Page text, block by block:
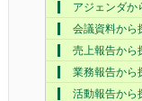
アジェンダか
会議資料から
売上報告から
業務報告から
活動報告から